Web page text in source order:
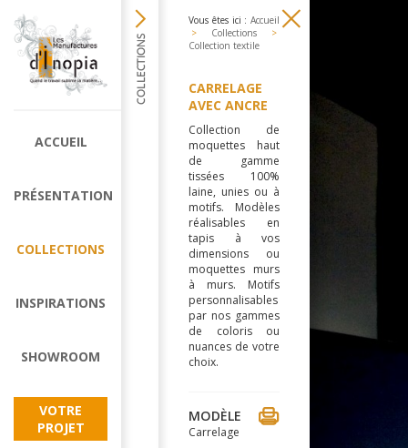
ACCUEIL
PRÉSENTATION
COLLECTIONS
INSPIRATIONS
SHOWROOM
VOTRE
PROJET
Vous êtes ici : Accueil
>
Collections
>
Collection textile
CARRELAGE
AVEC ANCRE
Collection de
moquettes haut
de gamme
tissées 100%
laine, unies ou à
motifs. Modèles
réalisables en
tapis à vos
dimensions ou
moquettes murs
à murs. Motifs
personnalisables
par nos gammes
de coloris ou
nuances de votre
choix.
MODÈLE
Carrelage